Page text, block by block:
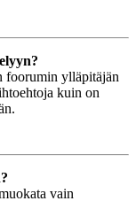
foorumin ylläpitäjän
kuin on
vain